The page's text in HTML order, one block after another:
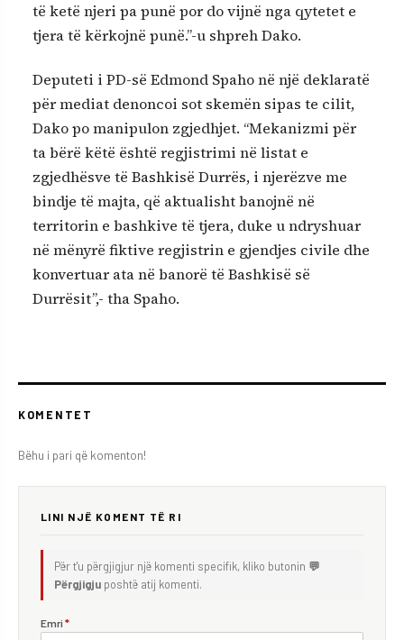
të ketë njeri pa punë por do vijnë nga qytetet e
tjera të kërkojnë punë.”-u shpreh Dako.
Deputeti i PD-së Edmond Spaho në një deklaratë
për mediat denoncoi sot skemën sipas te cilit,
Dako po manipulon zgjedhjet. “Mekanizmi për
ta bërë këtë është regjistrimi në listat e
zgjedhësve të Bashkisë Durrës, i njerëzve me
bindje të majta, që aktualisht banojnë në
territorin e bashkive të tjera, duke u ndryshuar
në mënyrë fiktive regjistrin e gjendjes civile dhe
konvertuar ata në banorë të Bashkisë së
Durrësit”,- tha Spaho.
KOMENTET
Bëhu i pari që komenton!
LINI NJË KOMENT TË RI
Për t'u përgjigjur një komenti specifik, kliko butonin 💬
Përgjigju poshtë atij komenti.
Emri *